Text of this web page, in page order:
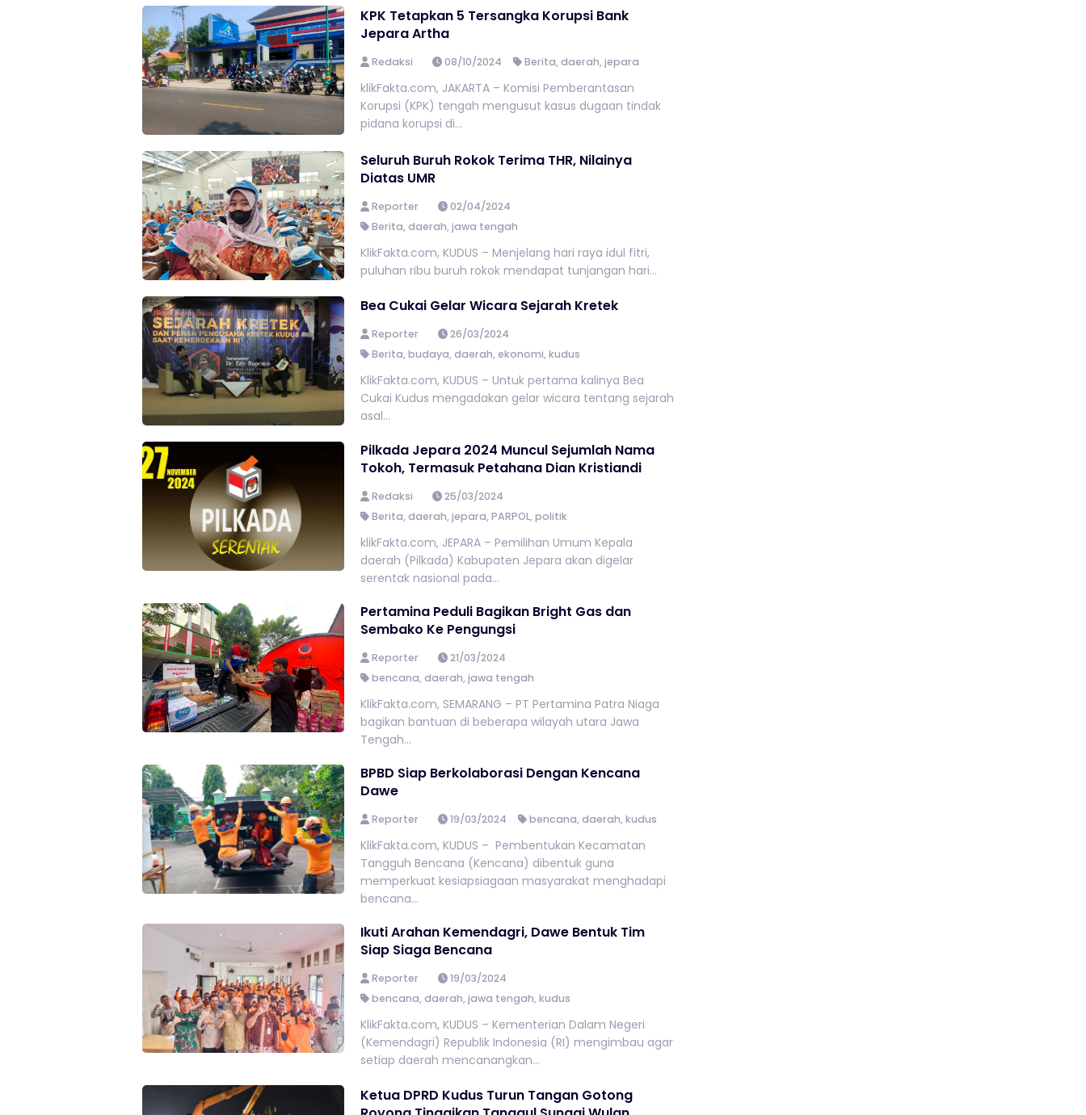
KPK Tetapkan 5 Tersangka Korupsi Bank
Jepara Artha
Redaksi 08/10/2024 Berita,daerah,jepara
klikFakta.com, JAKARTA – Komisi Pemberantasan
Korupsi (KPK) tengah mengusut kasus dugaan tindak
pidana korupsi di...
Seluruh Buruh Rokok Terima THR, Nilainya
Diatas UMR
Reporter
02/04/2024
Berita, daerah, jawa tengah
KlikFakta.com, KUDUS – Menjelang hari raya idul fitri,
puluhan ribu buruh rokok mendapat tunjangan hari...
Bea Cukai Gelar Wicara Sejarah Kretek
Reporter
26/03/2024
Berita, budaya, daerah, ekonomi, kudus
KlikFakta.com, KUDUS – Untuk pertama kalinya Bea
Cukai Kudus mengadakan gelar wicara tentang sejarah
asal...
Pilkada Jepara 2024 Muncul Sejumlah Nama
Tokoh, Termasuk Petahana Dian Kristiandi
Redaksi
25/03/2024
Berita, daerah, jepara, PARPOL, politik
klikFakta.com, JEPARA – Pemilihan Umum Kepala
daerah (Pilkada) Kabupaten Jepara akan digelar
serentak nasional pada...
Pertamina Peduli Bagikan Bright Gas dan
Sembako Ke Pengungsi
Reporter
21/03/2024
bencana, daerah, jawa tengah
KlikFakta.com, SEMARANG – PT Pertamina Patra Niaga
bagikan bantuan di beberapa wilayah utara Jawa
Tengah...
BPBD Siap Berkolaborasi Dengan Kencana
Dawe
Reporter 19/03/2024 bencana,daerah,kudus
KlikFakta.com, KUDUS – Pembentukan Kecamatan
Tangguh Bencana (Kencana) dibentuk guna
memperkuat kesiapsiagaan masyarakat menghadapi
bencana...
Ikuti Arahan Kemendagri, Dawe Bentuk Tim
Siap Siaga Bencana
Reporter
19/03/2024
bencana, daerah, jawa tengah, kudus
KlikFakta.com, KUDUS – Kementerian Dalam Negeri
(Kemendagri) Republik Indonesia (RI) mengimbau agar
setiap daerah mencanangkan...
Ketua DPRD Kudus Turun Tangan Gotong